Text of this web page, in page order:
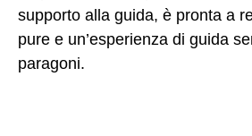
supporto alla guida, è pronta a
pure e un’esperienza di guida
paragoni.